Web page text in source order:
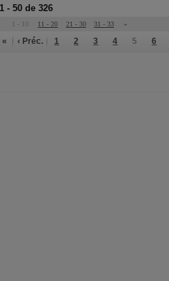
- 50 de 326
1 - 10 11 - 20 21 - 30 31 - 33 »
« ‹ Préc. 1 2 3 4 5 6